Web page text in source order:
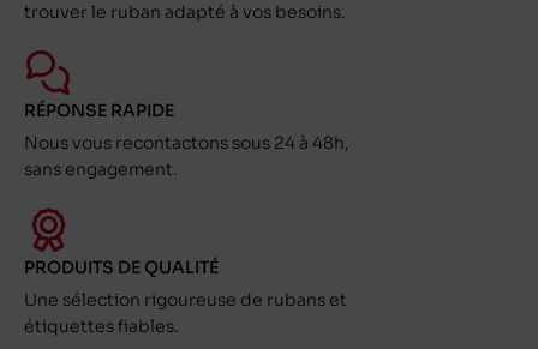
trouver le ruban adapté à vos besoins.
RÉPONSE RAPIDE
Nous vous recontactons sous 24 à 48h,
sans engagement.
PRODUITS DE QUALITÉ
Une sélection rigoureuse de rubans et
étiquettes fiables.